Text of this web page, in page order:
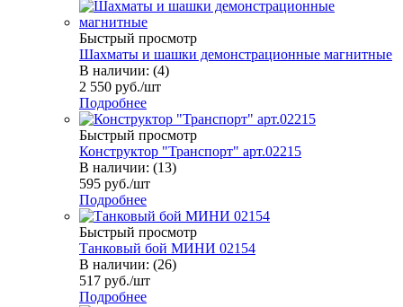
Быстрый просмотр
Шахматы и шашки демонстрационные магнитные
В наличии: (4)
2 550 руб./шт
Подробнее
Быстрый просмотр
Конструктор "Транспорт" арт.02215
В наличии: (13)
595 руб./шт
Подробнее
Быстрый просмотр
Танковый бой МИНИ 02154
В наличии: (26)
517 руб./шт
Подробнее